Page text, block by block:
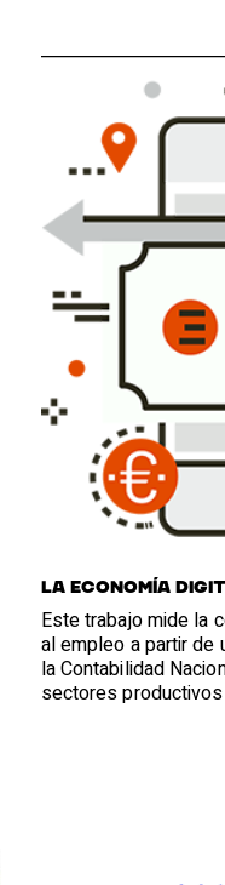
La economía
Este trabajo mide la
al empleo a partir de
la Contabilidad
sectores